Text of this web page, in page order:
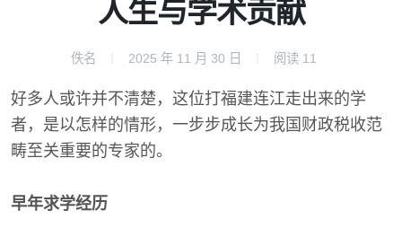
人生与学术贡献
佚名 2025 年 11 月 30 日 阅读 11
好多人或许并不清楚，这位打福建连江走出来的学
者，是以怎样的情形，一步步成长为我国财政税收范
畴至关重要的专家的。
早年求学经历